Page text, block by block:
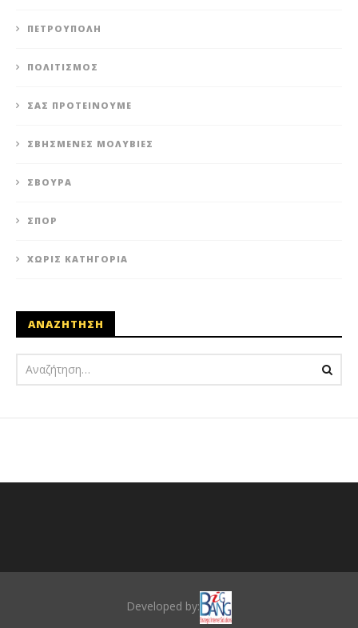
ΠΕΤΡΟΎΠΟΛΗ
ΠΟΛΙΤΙΣΜΌΣ
ΣΑΣ ΠΡΟΤΕΊΝΟΥΜΕ
ΣΒΗΣΜΈΝΕΣ ΜΟΛΥΒΙΈΣ
ΣΒΟΎΡΑ
ΣΠΟΡ
ΧΩΡΊΣ ΚΑΤΗΓΟΡΊΑ
ΑΝΑΖΗΤΗΣΗ
Developed by: